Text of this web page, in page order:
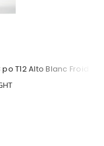
T12 Alto Blanc Froid